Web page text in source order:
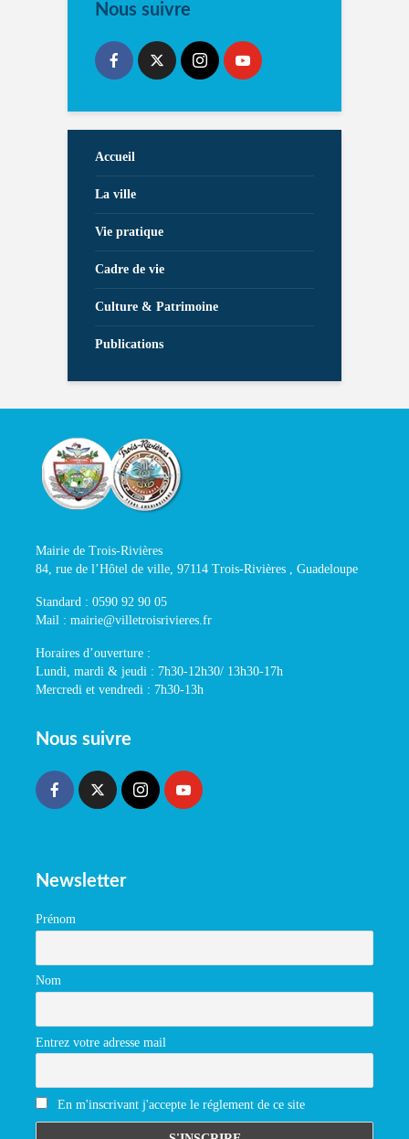
Nous suivre
Accueil
La ville
Vie pratique
Cadre de vie
Culture & Patrimoine
Publications
Mairie de Trois-Rivières
84, rue de l’Hôtel de ville, 97114 Trois-Rivières , Guadeloupe
Standard : 0590 92 90 05
Mail : mairie@villetroisrivieres.fr
Horaires d’ouverture :
Lundi, mardi & jeudi : 7h30-12h30/ 13h30-17h
Mercredi et vendredi : 7h30-13h
Nous suivre
Newsletter
Prénom
Nom
Entrez votre adresse mail
En m'inscrivant j'accepte le réglement de ce site